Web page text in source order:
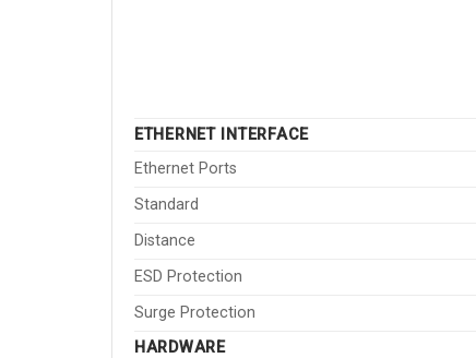
ETHERNET INTERFACE
Ethernet Ports
Standard
Distance
ESD Protection
Surge Protection
HARDWARE